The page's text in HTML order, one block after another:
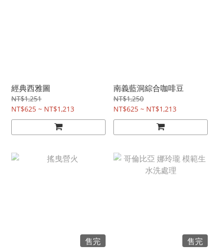
經典西雅圖
NT$1,251
NT$625 ~ NT$1,213
南義藍洞綜合咖啡豆
NT$1,250
NT$625 ~ NT$1,213
售完
售完